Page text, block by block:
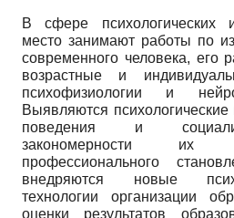
В сфере психологических
место занимают работы по
современного человека, его
возрастные и
психофизиологии и
Выявляются
поведения и
закономерности их
профессионального
внедряются новые
технологии организации
оценки результатов